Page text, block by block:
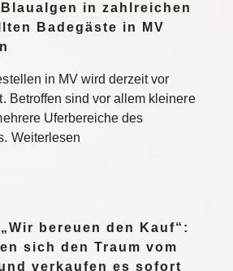
in zahlreichen
Badegäste in MV
in MV wird derzeit vor
Betroffen sind vor allem kleinere
Uferbereiche des
Weiterlesen
bereuen den Kauf“:
sich den Traum vom
verkaufen es sofort